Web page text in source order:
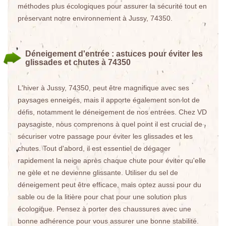
méthodes plus écologiques pour assurer la sécurité tout en
préservant notre environnement à Jussy, 74350.
Déneigement d'entrée : astuces pour éviter les
glissades et chutes à 74350
L'hiver à Jussy, 74350, peut être magnifique avec ses
paysages enneigés, mais il apporte également son lot de
défis, notamment le déneigement de nos entrées. Chez VD
paysagiste, nous comprenons à quel point il est crucial de
sécuriser votre passage pour éviter les glissades et les
chutes. Tout d'abord, il est essentiel de dégager
rapidement la neige après chaque chute pour éviter qu'elle
ne gèle et ne devienne glissante. Utiliser du sel de
déneigement peut être efficace, mais optez aussi pour du
sable ou de la litière pour chat pour une solution plus
écologique. Pensez à porter des chaussures avec une
bonne adhérence pour vous assurer une bonne stabilité.